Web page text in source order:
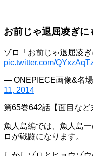
お前じゃ退屈凌ぎに
ゾロ「お前じゃ退屈凌ぎ
pic.twitter.com/
— ONEPIECE画像&名
11, 2014
第65巻642話【面目など
魚人島編では、魚人島
ロが戦闘になります。